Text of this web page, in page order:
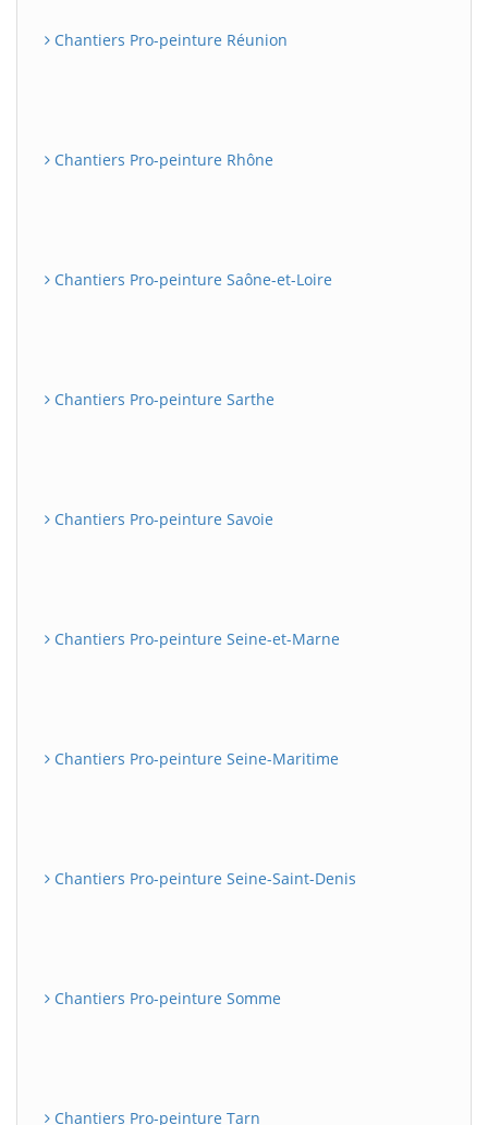
Chantiers Pro-peinture Réunion
Chantiers Pro-peinture Rhône
Chantiers Pro-peinture Saône-et-Loire
Chantiers Pro-peinture Sarthe
Chantiers Pro-peinture Savoie
Chantiers Pro-peinture Seine-et-Marne
Chantiers Pro-peinture Seine-Maritime
Chantiers Pro-peinture Seine-Saint-Denis
Chantiers Pro-peinture Somme
Chantiers Pro-peinture Tarn